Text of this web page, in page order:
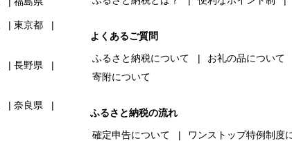
東京都
長野県
奈良県
よくあるご質問
ふるさと納税について
お礼の品について
寄附について
ふるさと納税の流れ
確定申告について
ワンストップ特例制度